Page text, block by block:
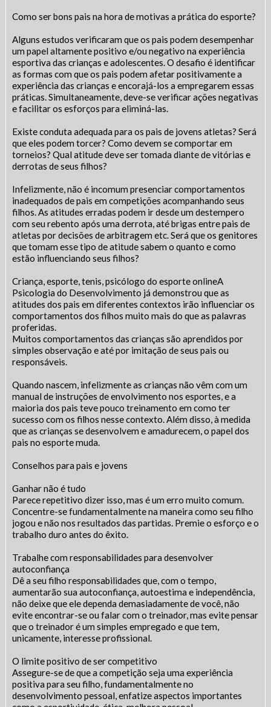
Como ser bons pais na hora de motivas a prática do esporte?
Alguns estudos verificaram que os pais podem desempenhar
um papel altamente positivo e/ou negativo na experiência
esportiva das crianças e adolescentes. O desafio é identificar
as formas com que os pais podem afetar positivamente a
experiência das crianças e encorajá-los a empregarem essas
práticas. Simultaneamente, deve-se verificar ações negativas
e facilitar os esforços para eliminá-las.
Existe conduta adequada para os pais de jovens atletas? Será
que eles podem torcer? Como devem se comportar em
torneios? Qual atitude deve ser tomada diante de vitórias e
derrotas de seus filhos?
Infelizmente, não é incomum presenciar comportamentos
inadequados de pais em competições acompanhando seus
filhos. As atitudes erradas podem ir desde um destempero
com seu rebento após uma derrota, até brigas entre pais de
atletas por decisões de arbitragem etc. Será que os genitores
que tomam esse tipo de atitude sabem o quanto e como
estão influenciando seus filhos?
Criança, esporte, tenis, psicólogo do esporte onlineA
Psicologia do Desenvolvimento já demonstrou que as
atitudes dos pais em diferentes contextos irão influenciar os
comportamentos dos filhos muito mais do que as palavras
proferidas.
Muitos comportamentos das crianças são aprendidos por
simples observação e até por imitação de seus pais ou
responsáveis.
Quando nascem, infelizmente as crianças não vêm com um
manual de instruções de envolvimento nos esportes, e a
maioria dos pais teve pouco treinamento em como ter
sucesso com os filhos nesse contexto. Além disso, à medida
que as crianças se desenvolvem e amadurecem, o papel dos
pais no esporte muda.
Conselhos para pais e jovens
Ganhar não é tudo
Parece repetitivo dizer isso, mas é um erro muito comum.
Concentre-se fundamentalmente na maneira como seu filho
jogou e não nos resultados das partidas. Premie o esforço e o
trabalho duro antes do êxito.
Trabalhe com responsabilidades para desenvolver
autoconfiança
Dê a seu filho responsabilidades que, com o tempo,
aumentarão sua autoconfiança, autoestima e independência,
não deixe que ele dependa demasiadamente de você, não
evite encontrar-se ou falar com o treinador, mas evite pensar
que o treinador é um simples empregado e que tem,
unicamente, interesse profissional.
O limite positivo de ser competitivo
Assegure-se de que a competição seja uma experiência
positiva para seu filho, fundamentalmente no
desenvolvimento pessoal, enfatize aspectos importantes
Acessibilidade
Tamanho da fonte:
Gerenciador
Usuário
Webmail
Digite apenas o "usuário" sem @dominio!
Usuário
SIC Físico
Contatos e Endereço
Fale Conosco